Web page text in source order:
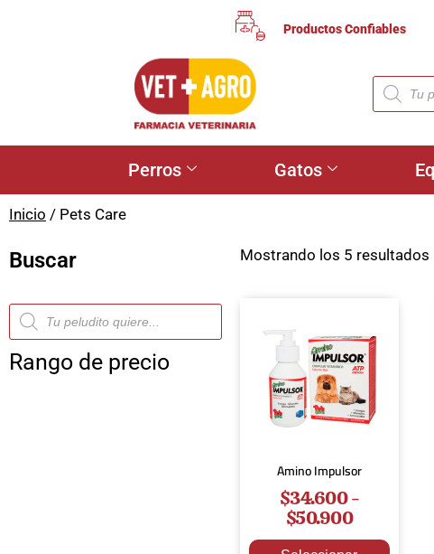
Productos Confiables
Perros Gatos
Inicio / Pets Care
Buscar
Rango de precio
Mostrando los 5 resultados
Amino Impulsor
$34.600-
$50.900